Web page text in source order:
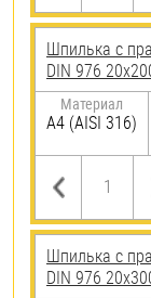
Шпилька с
DIN 976
Материал
A4 (AISI 316)
Шпилька с
DIN 976